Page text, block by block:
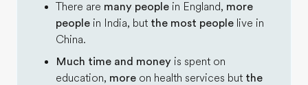
There are many people in England, more
people in India, but the most people live in
China.
Much time and money is spent on
education, more on health services but the